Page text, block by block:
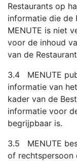
Restaurants op
informatie die de
MENUTE is niet
voor de inhoud
van de
3.4 MENUTE
informatie van
kader van de
informatie voor
begrijpbaar is.
3.5 MENUTE
of rechtspersoon